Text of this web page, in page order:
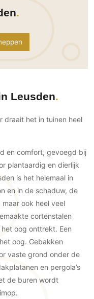
Leusden
draait het in tuinen heel
en comfort, gevoegd bij
plantaardig en dierlijk
is het helemaal in
en in de schaduw, de
ook heel veel
cortenstalen
oog onttrekt. Een
oog. Gebakken
vaste grond onder de
en pergola’s
de buren wordt